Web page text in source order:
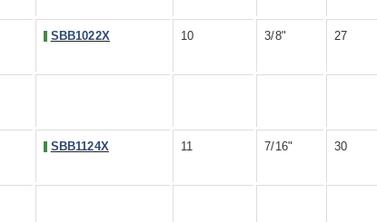
SBB1022X 10 3/8" 27
SBB1124X 11 7/16" 30